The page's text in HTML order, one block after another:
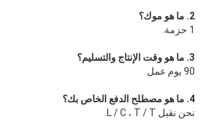
2. ما هو موك؟
1 حزمة.
3. ما هو وقت الإنتاج والتسليم؟
90 يوم عمل.
4. ما هو مصطلح الدفع الخاص بك؟
نحن نقبل L / C ، T / T.